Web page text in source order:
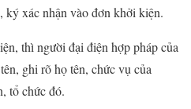
ký xác nhận vào đơn khởi kiện.
thì người đại điện hợp pháp của
ghi rõ họ tên, chức vụ của
tổ chức đó.